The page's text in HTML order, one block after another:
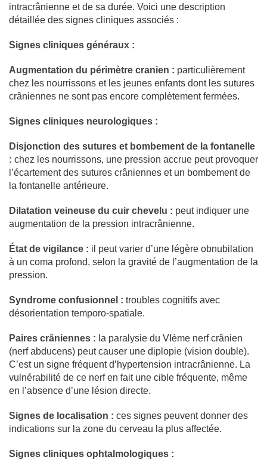
intracrânienne et de sa durée. Voici une description
détaillée des signes cliniques associés :
Signes cliniques généraux :
Augmentation du périmètre cranien : particulièrement
chez les nourrissons et les jeunes enfants dont les sutures
crâniennes ne sont pas encore complètement fermées.
Signes cliniques neurologiques :
Disjonction des sutures et bombement de la fontanelle
: chez les nourrissons, une pression accrue peut provoquer
l’écartement des sutures crâniennes et un bombement de
la fontanelle antérieure.
Dilatation veineuse du cuir chevelu : peut indiquer une
augmentation de la pression intracrânienne.
État de vigilance : il peut varier d’une légère obnubilation
à un coma profond, selon la gravité de l’augmentation de la
pression.
Syndrome confusionnel : troubles cognitifs avec
désorientation temporo-spatiale.
Paires crâniennes : la paralysie du VIème nerf crânien
(nerf abducens) peut causer une diplopie (vision double).
C’est un signe fréquent d’hypertension intracrânienne. La
vulnérabilité de ce nerf en fait une cible fréquente, même
en l’absence d’une lésion directe.
Signes de localisation : ces signes peuvent donner des
indications sur la zone du cerveau la plus affectée.
Signes cliniques ophtalmologiques :